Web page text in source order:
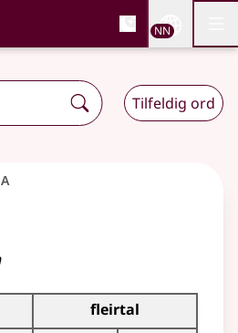
og
NN
Tilfeldig ord
substantivet
fleirtal